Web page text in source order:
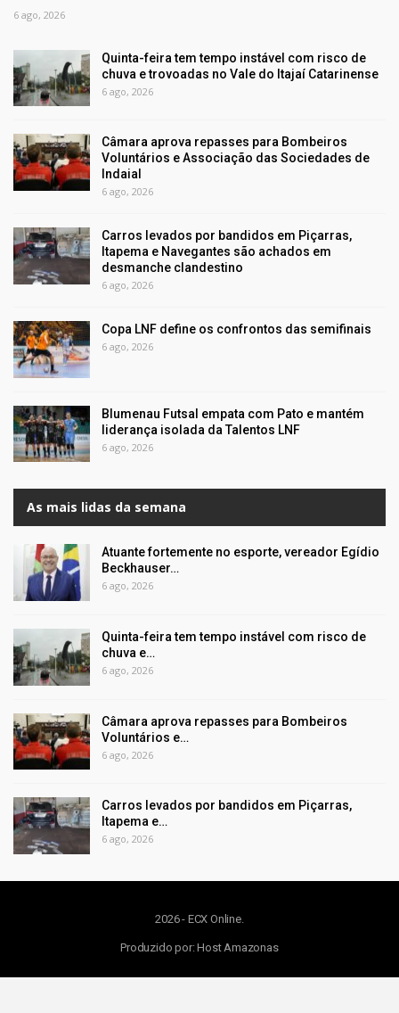
6 ago, 2026
Quinta-feira tem tempo instável com risco de
chuva e trovoadas no Vale do Itajaí Catarinense
6 ago, 2026
Câmara aprova repasses para Bombeiros
Voluntários e Associação das Sociedades de
Indaial
6 ago, 2026
Carros levados por bandidos em Piçarras,
Itapema e Navegantes são achados em
desmanche clandestino
6 ago, 2026
Copa LNF define os confrontos das semifinais
6 ago, 2026
Blumenau Futsal empata com Pato e mantém
liderança isolada da Talentos LNF
6 ago, 2026
As mais lidas da semana
Atuante fortemente no esporte, vereador Egídio
Beckhauser…
6 ago, 2026
Quinta-feira tem tempo instável com risco de
chuva e…
6 ago, 2026
Câmara aprova repasses para Bombeiros
Voluntários e…
6 ago, 2026
Carros levados por bandidos em Piçarras,
Itapema e…
6 ago, 2026
2026 - ECX Online.
Produzido por:Host Amazonas